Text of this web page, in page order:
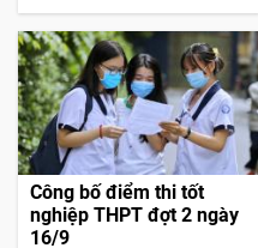
Công bố điểm thi tốt
nghiệp THPT đợt 2 ngày
16/9